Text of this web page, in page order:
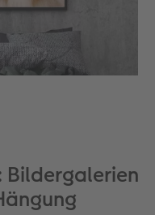
Bildergalerien